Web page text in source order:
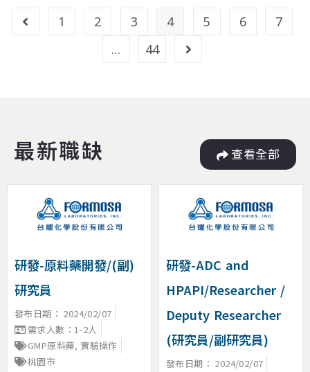
1 2 3 4 5 6
7
...
44
最新職缺 查看全部
研發-原料藥開發/(副)
研究員
發布日期： 2024/02/07
需求人數：1-2人
GMP原料藥, 實驗操作
桃園市
研發-ADC and
HPAPI/Researcher /
Deputy Researcher
(研究員/副研究員)
發布日期： 2024/02/07